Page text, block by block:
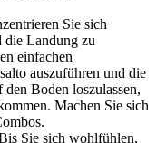
Sie sich
die Landung zu
einfachen
auszuführen und die
Boden loszulassen,
Machen Sie sich
Sie sich wohlfühlen,